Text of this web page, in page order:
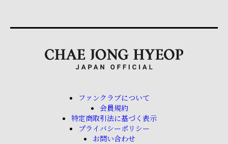
ファンクラブについて
会員規約
特定商取引法に基づく表示
プライバシーポリシー
お問い合わせ